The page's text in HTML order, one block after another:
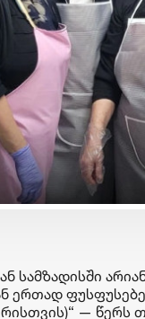
სამზადისში
ერთად
— წერს
ბიზნესი &
საქართველოს
„მცირე
უკვე 30